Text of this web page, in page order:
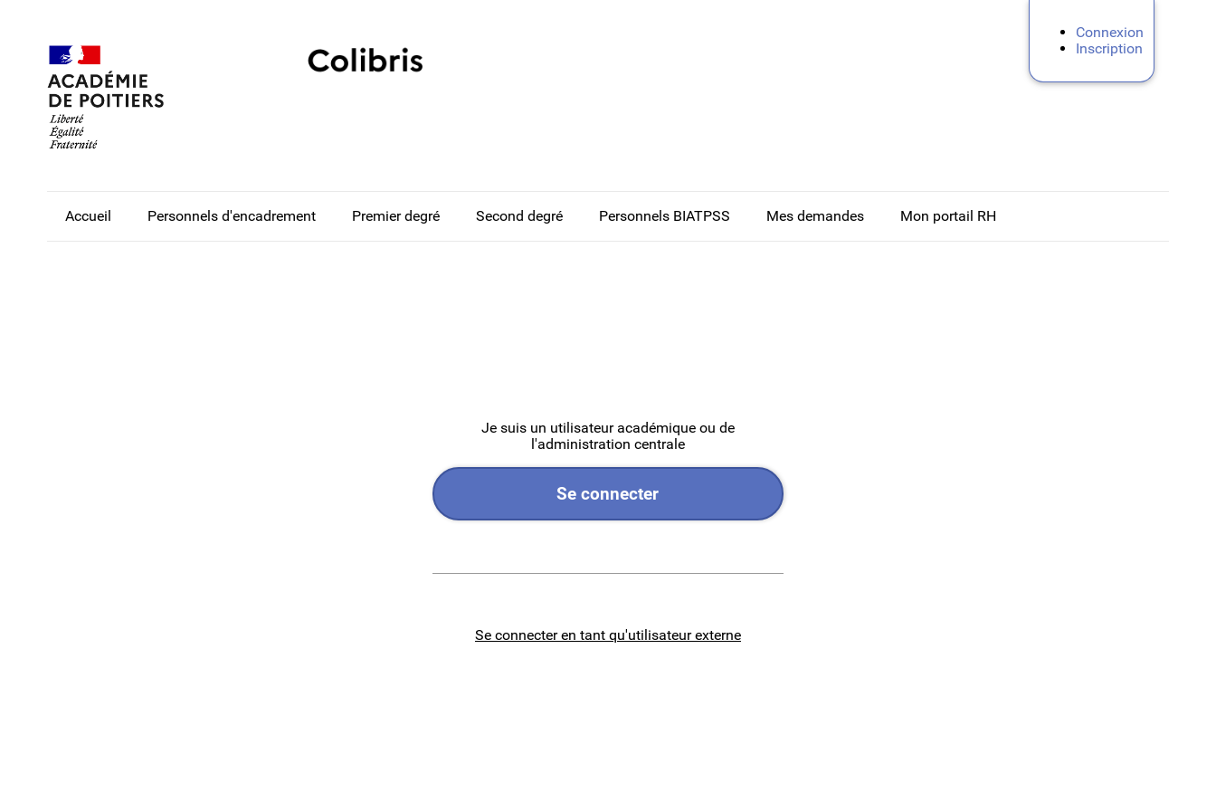
Connexion
Inscription
Accueil Personnels d'encadrement Premier degré Second degré Personnels BIATPSS Mes demandes Mon portail RH
Je suis un utilisateur académique ou de
l'administration centrale
Se connecter
Se connecter en tant qu'utilisateur externe